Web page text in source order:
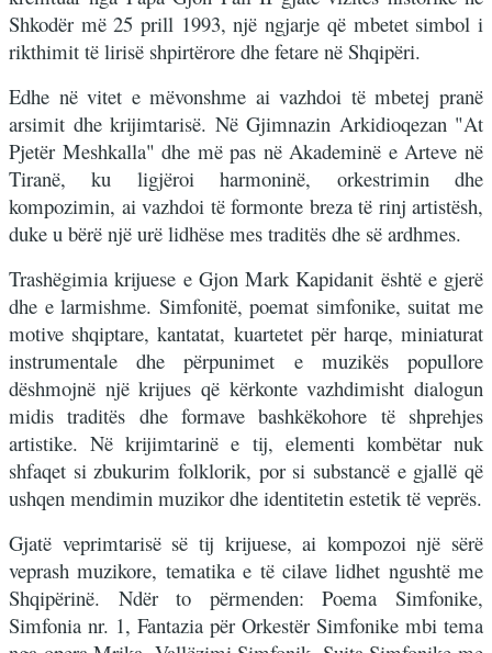
Shkodër më 25 prill 1993, një ngjarje që mbetet simbol i
rikthimit të lirisë shpirtërore dhe fetare në Shqipëri.
Edhe në vitet e mëvonshme ai vazhdoi të mbetej pranë
arsimit dhe krijimtarisë. Në Gjimnazin Arkidioqezan "At
Pjetër Meshkalla" dhe më pas në Akademinë e Arteve në
Tiranë, ku ligjëroi harmoninë, orkestrimin dhe
kompozimin, ai vazhdoi të formonte breza të rinj artistësh,
duke u bërë një urë lidhëse mes traditës dhe së ardhmes.
Trashëgimia krijuese e Gjon Mark Kapidanit është e gjerë
dhe e larmishme. Simfonitë, poemat simfonike, suitat me
motive shqiptare, kantatat, kuartetet për harqe, miniaturat
instrumentale dhe përpunimet e muzikës popullore
dëshmojnë një krijues që kërkonte vazhdimisht dialogun
midis traditës dhe formave bashkëkohore të shprehjes
artistike. Në krijimtarinë e tij, elementi kombëtar nuk
shfaqet si zbukurim folklorik, por si substancë e gjallë që
ushqen mendimin muzikor dhe identitetin estetik të veprës.
Gjatë veprimtarisë së tij krijuese, ai kompozoi një sërë
veprash muzikore, tematika e të cilave lidhet ngushtë me
Shqipërinë. Ndër to përmenden: Poema Simfonike,
Simfonia nr. 1, Fantazia për Orkestër Simfonike mbi tema